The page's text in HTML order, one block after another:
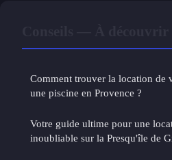
Comment trouver la location de
une piscine en Provence ?
Votre guide ultime pour une
inoubliable sur la Presqu'île de